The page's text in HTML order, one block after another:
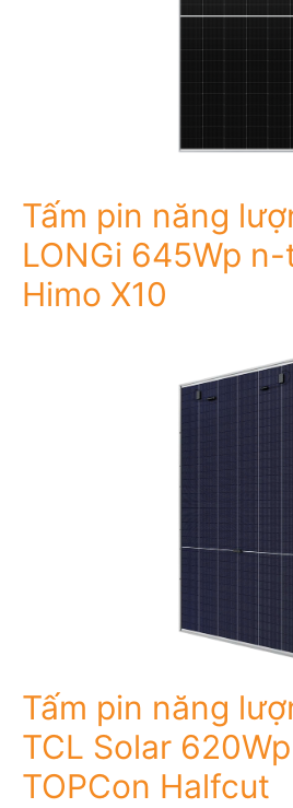
Tấm pin năng
LONGi 645Wp
Himo X10
Tấm pin năng
TCL Solar
TOPCon Halfcut